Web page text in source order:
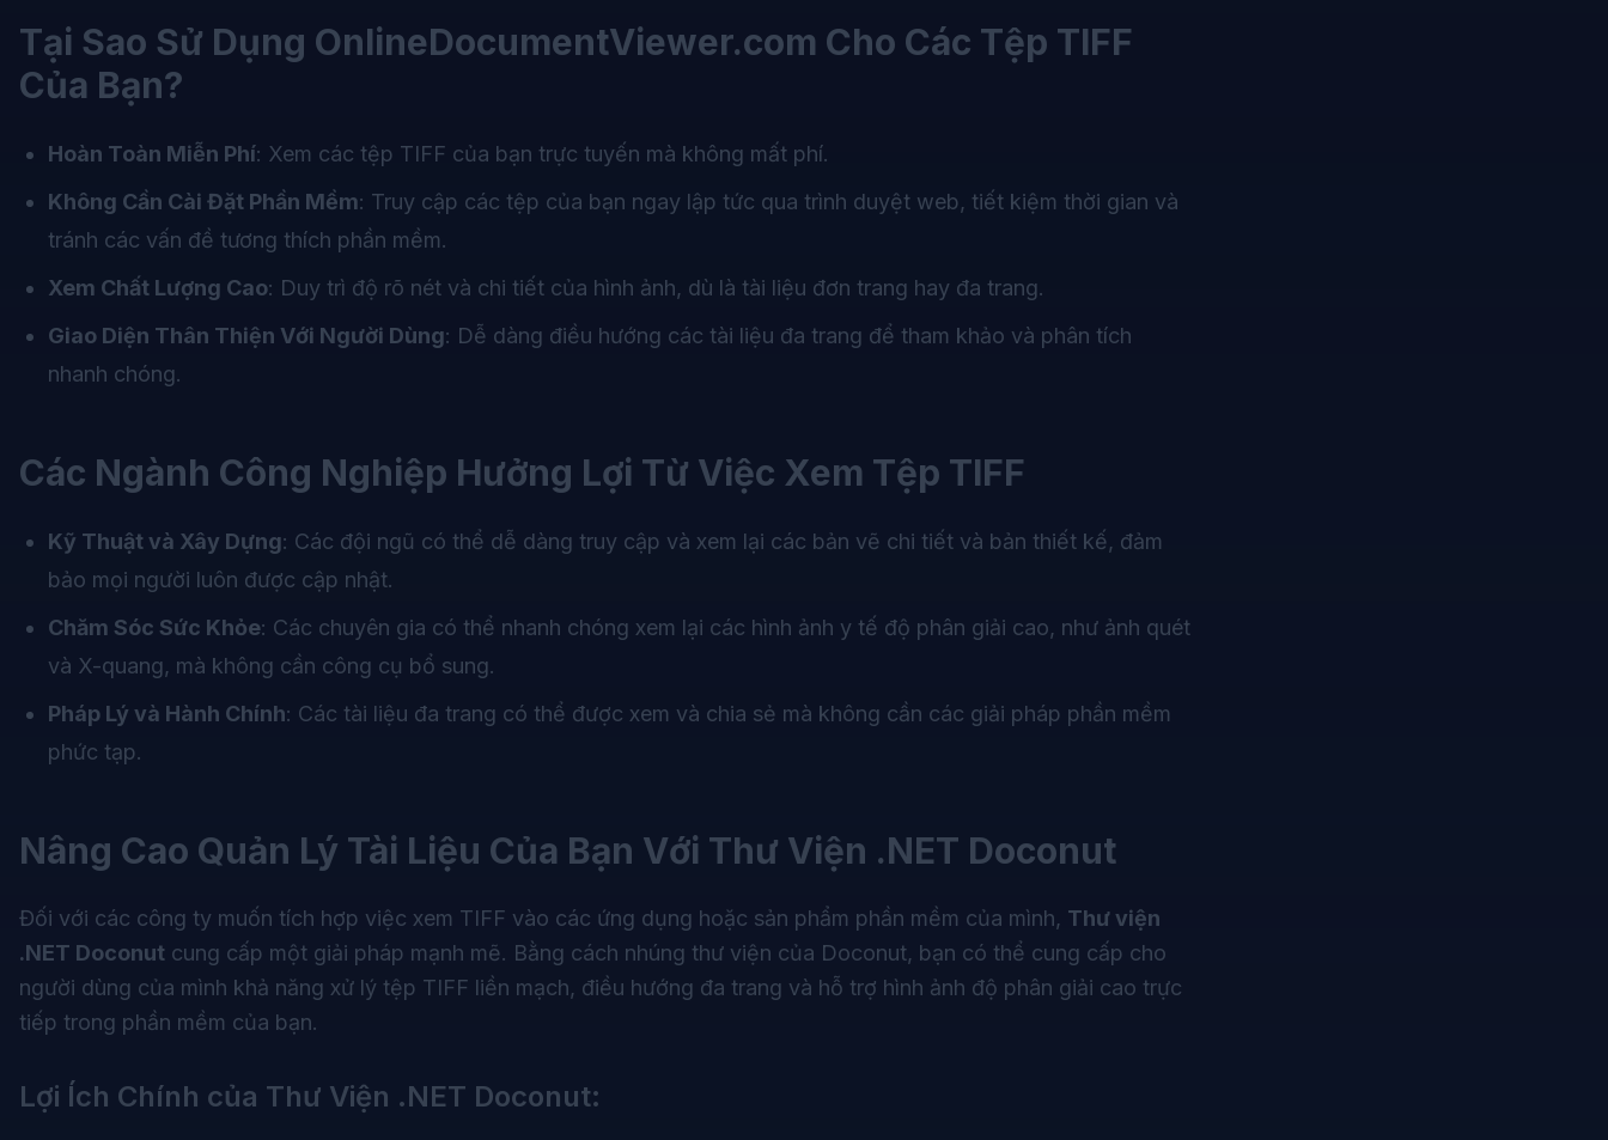
Tại Sao Sử Dụng OnlineDocumentViewer.com Cho Các Tệp TIFF
Của Bạn?
Hoàn Toàn Miễn Phí: Xem các tệp TIFF của bạn trực tuyến mà không mất phí.
Không Cần Cài Đặt Phần Mềm: Truy cập các tệp của bạn ngay lập tức qua trình duyệt web, tiết kiệm thời gian và
tránh các vấn đề tương thích phần mềm.
Xem Chất Lượng Cao: Duy trì độ rõ nét và chi tiết của hình ảnh, dù là tài liệu đơn trang hay đa trang.
Giao Diện Thân Thiện Với Người Dùng: Dễ dàng điều hướng các tài liệu đa trang để tham khảo và phân tích
nhanh chóng.
Các Ngành Công Nghiệp Hưởng Lợi Từ Việc Xem Tệp TIFF
Kỹ Thuật và Xây Dựng: Các đội ngũ có thể dễ dàng truy cập và xem lại các bản vẽ chi tiết và bản thiết kế, đảm
bảo mọi người luôn được cập nhật.
Chăm Sóc Sức Khỏe: Các chuyên gia có thể nhanh chóng xem lại các hình ảnh y tế độ phân giải cao, như ảnh quét
và X-quang, mà không cần công cụ bổ sung.
Pháp Lý và Hành Chính: Các tài liệu đa trang có thể được xem và chia sẻ mà không cần các giải pháp phần mềm
phức tạp.
Nâng Cao Quản Lý Tài Liệu Của Bạn Với Thư Viện .NET Doconut
Đối với các công ty muốn tích hợp việc xem TIFF vào các ứng dụng hoặc sản phẩm phần mềm của mình, Thư viện
.NET Doconut cung cấp một giải pháp mạnh mẽ. Bằng cách nhúng thư viện của Doconut, bạn có thể cung cấp cho
người dùng của mình khả năng xử lý tệp TIFF liền mạch, điều hướng đa trang và hỗ trợ hình ảnh độ phân giải cao trực
tiếp trong phần mềm của bạn.
Lợi Ích Chính của Thư Viện .NET Doconut: